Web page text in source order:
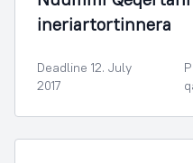
ineriartortinnera
Deadline 12. July
2017